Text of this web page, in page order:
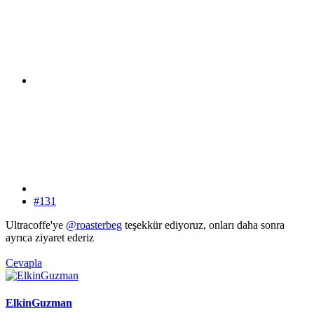
#131
Ultracoffe'ye @roasterbeg teşekkür ediyoruz, onları daha sonra
ayrıca ziyaret ederiz
Cevapla
ElkinGuzman